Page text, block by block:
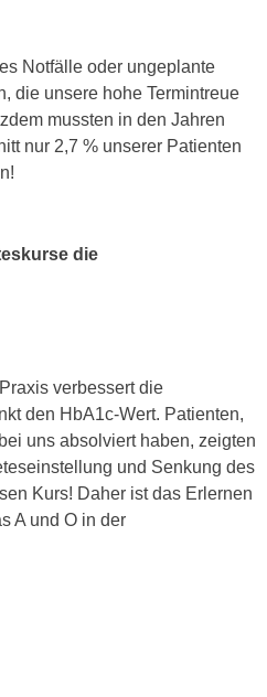
Notfälle oder ungeplante
die unsere hohe Termintreue
mussten in den Jahren
nur 2,7 % unserer Patienten
die
verbessert die
den HbA1c-Wert. Patienten,
uns absolviert haben, zeigten
und Senkung des
Kurs! Daher ist das Erlernen
A und O in der